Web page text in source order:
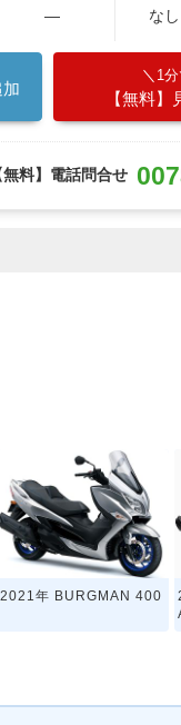
― なし
1分
【無料
無料】電話問合せ
2021年 BURGMAN 400